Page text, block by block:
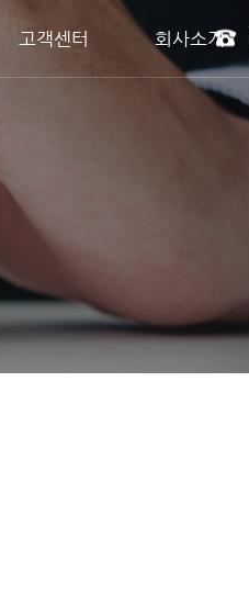
고객센터 회사소개